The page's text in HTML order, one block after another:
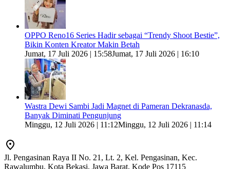
OPPO Reno16 Series Hadir sebagai “Trendy Shoot Bestie”,
Bikin Konten Kreator Makin Betah
Jumat, 17 Juli 2026 | 15:58Jumat, 17 Juli 2026 | 16:10
Wastra Dewi Sambi Jadi Magnet di Pameran Dekranasda,
Banyak Diminati Pengunjung
Minggu, 12 Juli 2026 | 11:12Minggu, 12 Juli 2026 | 11:14
Jl. Pengasinan Raya II No. 21, Lt. 2, Kel. Pengasinan, Kec.
Rawalumbu, Kota Bekasi, Jawa Barat. Kode Pos 17115